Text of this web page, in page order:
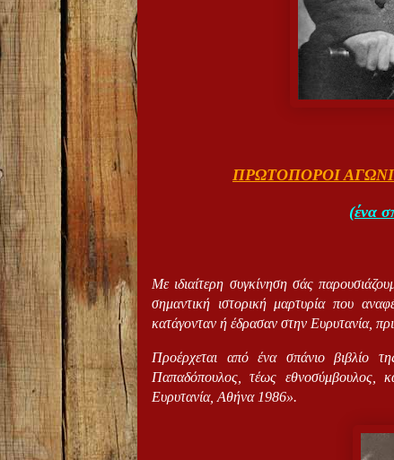
ΠΡΩΤΟΠΟΡΟΙ
(ένα
Με ιδιαίτερη συγκίνηση σάς
σημαντική ιστορική μαρτυρία που
κατάγονταν ή έδρασαν στην Ευρυτανία,
Προέρχεται από ένα σπάνιο βιβλίο
Παπαδόπουλος, τέως
Ευρυτανία, Αθήνα 1986».